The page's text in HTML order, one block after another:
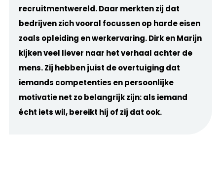
recruitmentwereld. Daar merkten zij dat
bedrijven zich vooral focussen op harde eisen
zoals opleiding en werkervaring. Dirk en Marijn
kijken veel liever naar het verhaal achter de
mens. Zij hebben juist de overtuiging dat
iemands competenties en persoonlijke
motivatie net zo belangrijk zijn: als iemand
écht iets wil, bereikt hij of zij dat ook.